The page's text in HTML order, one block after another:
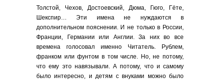
Толстой, Чехов, Достоевский, Дюма, Гюго, Гёте,
Шекспир… Эти имена не нуждаются в
дополнительном пояснении. И не только в России,
Франции, Германии или Англии. За них во все
времена голосовал именно Читатель. Рублем,
франком или фунтом в том числе. Но, не потому,
что ему это навязывали. А потому, что и самому
было интересно, и детям с внуками можно было